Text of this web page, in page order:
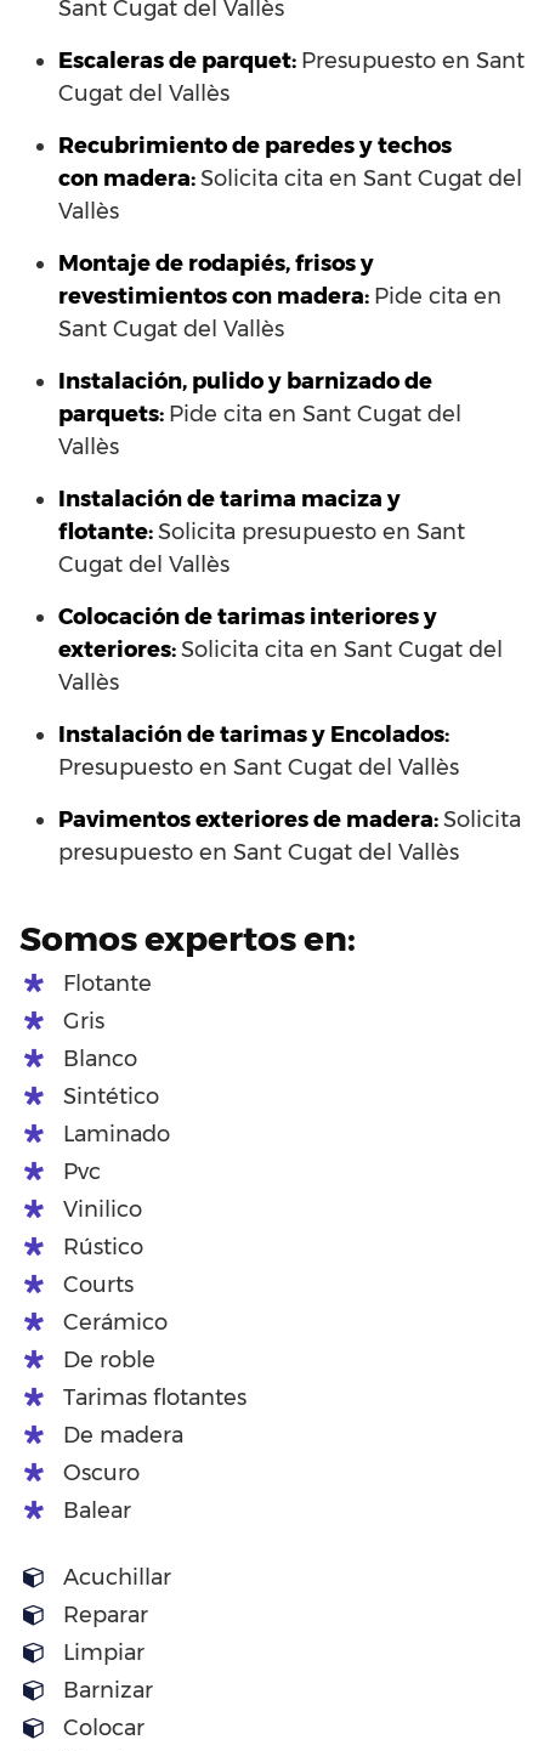
Sant Cugat del Vallès
Escaleras de parquet: Presupuesto en Sant
Cugat del Vallès
Recubrimiento de paredes y techos
con madera:Solicita cita en Sant Cugat del
Vallès
Montaje de rodapiés, frisos y
revestimientos con madera: Pide cita en
Sant Cugat del Vallès
Instalación, pulido y barnizado de
parquets: Pide cita en Sant Cugat del
Vallès
Instalación de tarima maciza y
flotante:Solicita presupuesto en Sant
Cugat del Vallès
Colocación de tarimas interiores y
exteriores:Solicita cita en Sant Cugat del
Vallès
Instalación de tarimas y Encolados:
Presupuesto en Sant Cugat del Vallès
Pavimentos exteriores de madera:Solicita
presupuesto en Sant Cugat del Vallès
Somos expertos en:
Flotante
Gris
Blanco
Sintético
Laminado
Pvc
Vinilico
Rústico
Courts
Cerámico
De roble
Tarimas flotantes
De madera
Oscuro
Balear
Acuchillar
Reparar
Limpiar
Barnizar
Colocar